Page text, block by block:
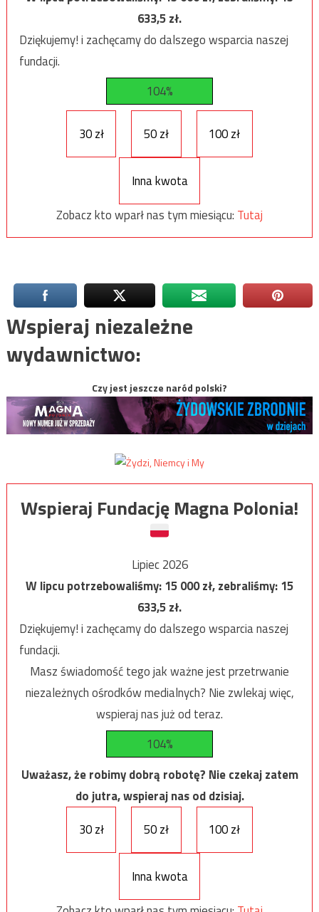
633,5zł.
Dziękujemy! i zachęcamy do dalszego wsparcia naszej
fundacji.
104%
30 zł 50 zł 100 zł
Inna kwota
Zobacz kto wparł nas tym miesiącu: Tutaj
Wspieraj niezależne
wydawnictwo:
Czy jest jeszcze naród polski?
Wspieraj Fundację Magna Polonia!
Lipiec 2026
W lipcu potrzebowaliśmy:15 000zł, zebraliśmy:15
633,5zł.
Dziękujemy! i zachęcamy do dalszego wsparcia naszej
fundacji.
Masz świadomość tego jak ważne jest przetrwanie
niezależnych ośrodków medialnych? Nie zwlekaj więc,
wspieraj nas już od teraz.
104%
Uważasz, że robimy dobrą robotę? Nie czekaj zatem
do jutra, wspieraj nas od dzisiaj.
30 zł
50 zł 100 zł
Inna kwota